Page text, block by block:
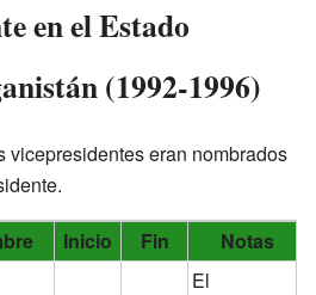
en el Estado
(1992-1996)
vicepresidentes eran nombrados
Inicio Fin Notas
El